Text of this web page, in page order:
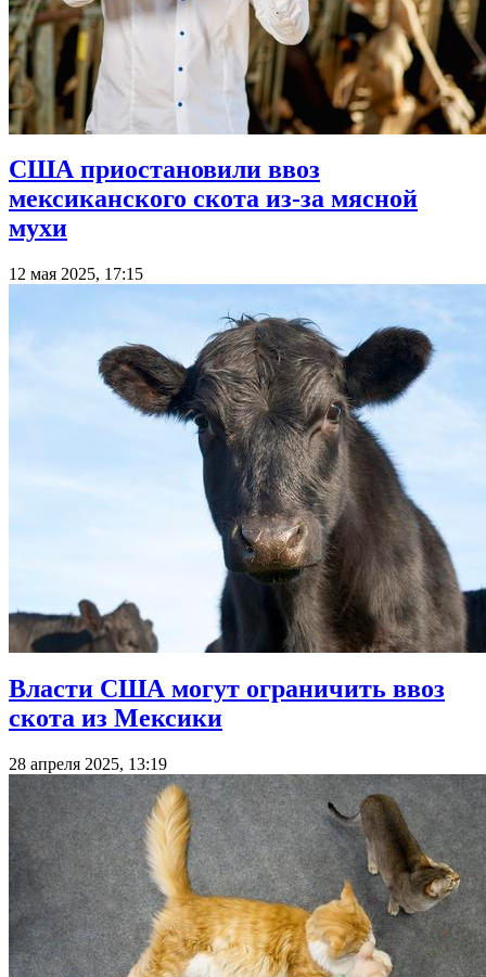
США приостановили ввоз
мексиканского скота из-за мясной
мухи
12 мая 2025, 17:15
Власти США могут ограничить ввоз
скота из Мексики
28 апреля 2025, 13:19